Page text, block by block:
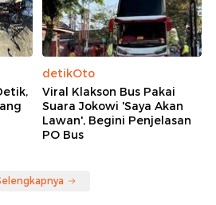
detikOto
Viral Klakson Bus Pakai
Suara Jokowi 'Saya Akan
Lawan', Begini Penjelasan
PO Bus